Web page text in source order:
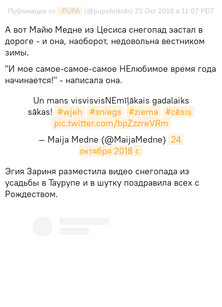
Публикация от PUPA (@pupaforkids) 23 Окт 2018 в 11:07 PDT
А вот Майю Медне из Цесиса снегопад застал в
дороге - и она, наоборот, недовольна вестником
зимы.
"И мое самое-самое-самое НЕлюбимое время года
начинается!" - написала она.
Un mans visvisvisNEmīļākais gadalaiks
sākas! #wjeh #sniegs #ziema
#cēsis
pic.twitter.com/bpZzzreVRm
— Maija Medne (@MaijaMedne) 24
октября 2018 г.
​Эгия Зариня разместила видео снегопада из
усадьбы в Таурупе и в шутку поздравила всех с
Рождеством.